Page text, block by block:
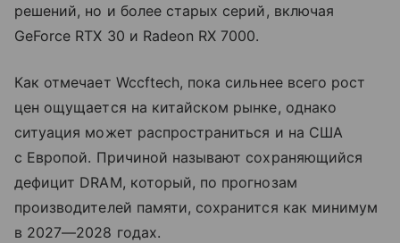
решений, но и более старых серий, включая
GeForce RTX 30 и Radeon RX 7000.
Как отмечает Wccftech, пока сильнее всего рост
цен ощущается на китайском рынке, однако
ситуация может распространиться и на США
с Европой. Причиной называют сохраняющийся
дефицит DRAM, который, по прогнозам
производителей памяти, сохранится как минимум
в 2027—2028 годах.